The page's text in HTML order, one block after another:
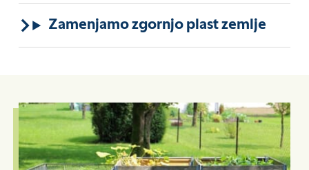
Zamenjamo zgornjo plast zemlje